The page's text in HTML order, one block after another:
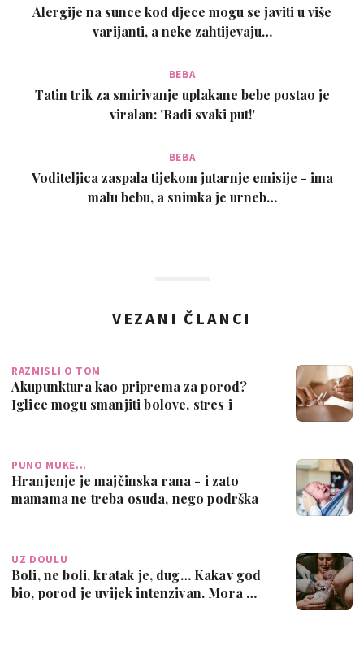
Alergije na sunce kod djece mogu se javiti u više
varijanti, a neke zahtijevaju…
BEBA
Tatin trik za smirivanje uplakane bebe postao je
viralan: 'Radi svaki put!'
BEBA
Voditeljica zaspala tijekom jutarnje emisije - ima
malu bebu, a snimka je urneb…
VEZANI ČLANCI
RAZMISLI O TOM
Akupunktura kao priprema za porod?
Iglice mogu smanjiti bolove, stres i
PUNO MUKE...
Hranjenje je majčinska rana - i zato
mamama ne treba osuda, nego podrška
UZ DOULU
Boli, ne boli, kratak je, dug… Kakav god
bio, porod je uvijek intenzivan. Mora …